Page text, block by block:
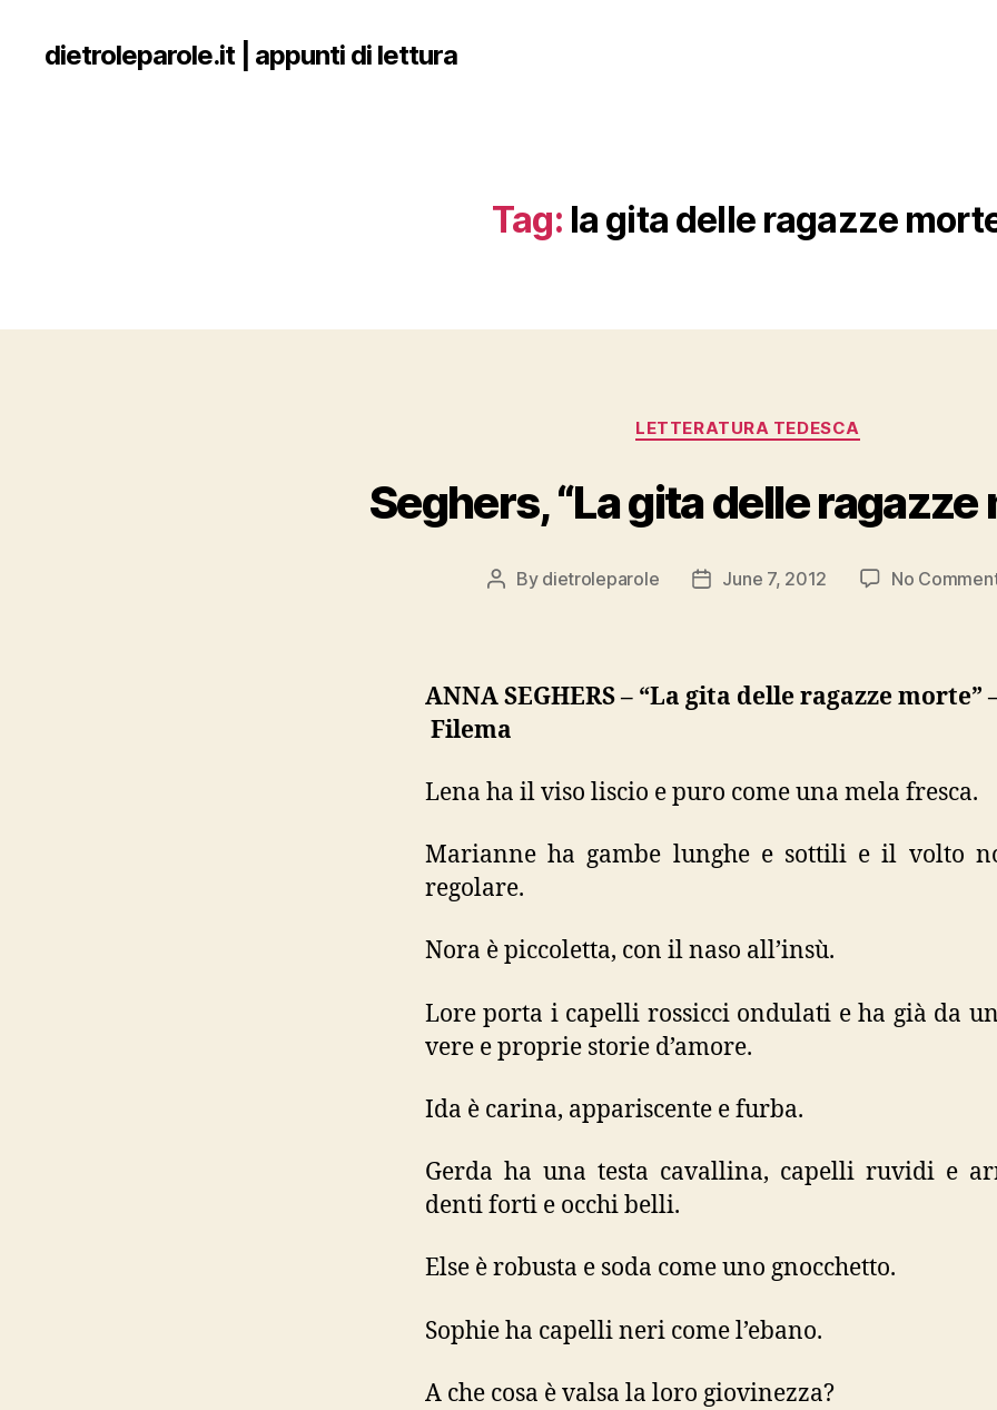
dietroleparole.it | appunti di lettura
Tag: la gita delle ragazze
Categories
LETTERATURA TEDESCA
Seghers, “La gita delle ragazze
Post
By dietroleparole
PostJune 7, 2012 No
ANNA SEGHERS – “La gita delle ragazze morte”
Filema
Lena ha il viso liscio e puro come una mela fresca.
Marianne ha gambe lunghe e sottili e il volto
regolare.
Nora è piccoletta, con il naso all’insù.
Lore porta i capelli rossicci ondulati e ha già da
vere e proprie storie d’amore.
Ida è carina, appariscente e furba.
Gerda ha una testa cavallina, capelli ruvidi e
denti forti e occhi belli.
Else è robusta e soda come uno gnocchetto.
Sophie ha capelli neri come l’ebano.
A che cosa è valsa la loro giovinezza?